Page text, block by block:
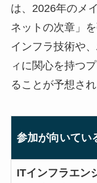
は、2026年のメ
ネットの次章」
インフラ技術や
ィに関心を持つ
ることが予想され
参加が向いてい
ITインフラエン